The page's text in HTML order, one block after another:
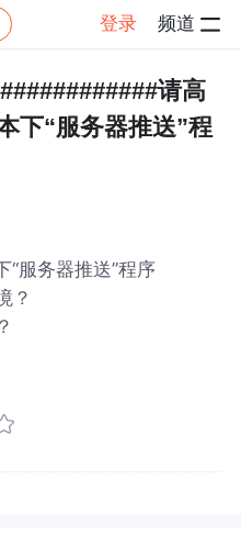
登录 频道
请高
下“服务器推送”程
“服务器推送”程序
？